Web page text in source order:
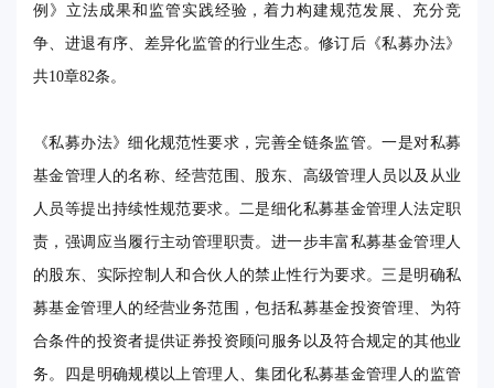
例》立法成果和监管实践经验，着力构建规范发展、充分竞
争、进退有序、差异化监管的行业生态。修订后《私募办法》
共10章82条。
《私募办法》细化规范性要求，完善全链条监管。一是对私募
基金管理人的名称、经营范围、股东、高级管理人员以及从业
人员等提出持续性规范要求。二是细化私募基金管理人法定职
责，强调应当履行主动管理职责。进一步丰富私募基金管理人
的股东、实际控制人和合伙人的禁止性行为要求。三是明确私
募基金管理人的经营业务范围，包括私募基金投资管理、为符
合条件的投资者提供证券投资顾问服务以及符合规定的其他业
务。四是明确规模以上管理人、集团化私募基金管理人的监管